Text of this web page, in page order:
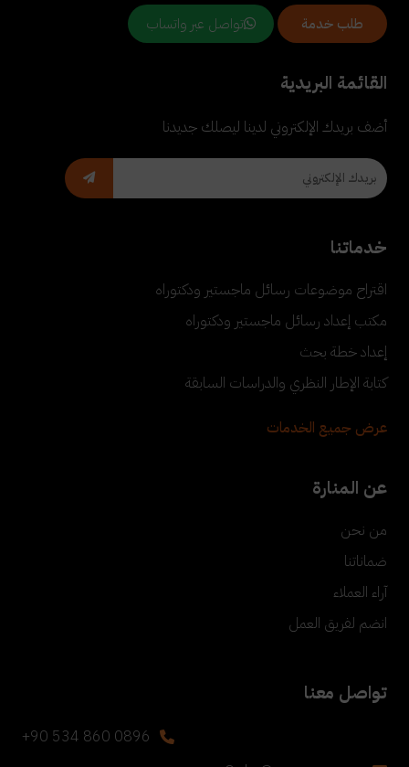
طلب خدمة تواصل عبر واتساب
القائمة البريدية
أضف بريدك الإلكتروني لدينا ليصلك جديدنا
خدماتنا
اقتراح موضوعات رسائل ماجستير ودكتوراه
مكتب إعداد رسائل ماجستير ودكتوراه
إعداد خطة بحث
كتابة الإطار النظري والدراسات السابقة
عرض جميع الخدمات
عن المنارة
من نحن
ضماناتنا
آراء العملاء
انضم لفريق العمل
تواصل معنا
+90 534 860 0896